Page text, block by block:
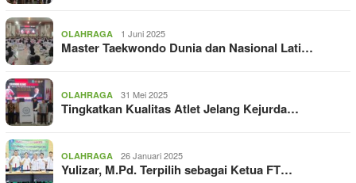
OLAHRAGA 1 Juni 2025
Master Taekwondo Dunia dan Nasional Lati…
OLAHRAGA 31 Mei 2025
Tingkatkan Kualitas Atlet Jelang Kejurda…
OLAHRAGA 26 Januari 2025
Yulizar, M.Pd. Terpilih sebagai Ketua FT…